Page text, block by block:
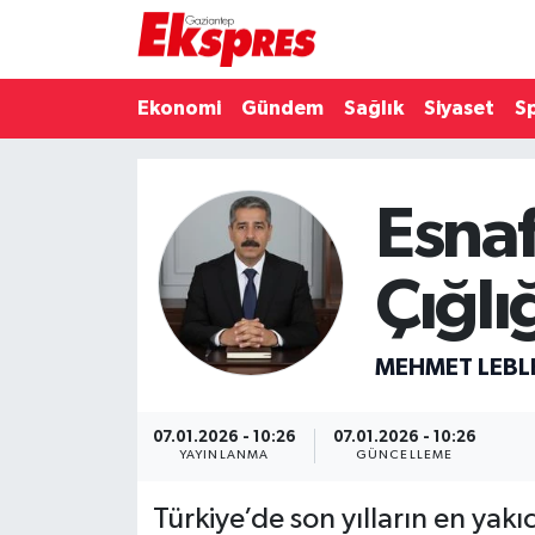
Ekonomi Gündem Sağlık Siyaset
MEHMET
07.01.2026 - 10:26
YAYINLANMA
07.01.2026 - 10:26
GÜNCELLEME
Türkiye’de son yılların en
Gaziantep son dakika
Kültür Sanat
Puan Durumu ve Fikstür
Tüm Manşetler
Son Dakika Haberleri